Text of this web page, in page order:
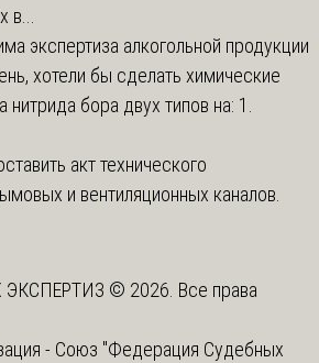
экспертиза алкогольной продукции
хотели бы сделать химические
бора двух типов на: 1.
акт технического
и вентиляционных каналов.
© 2026. Все права
- Союз "Федерация Судебных